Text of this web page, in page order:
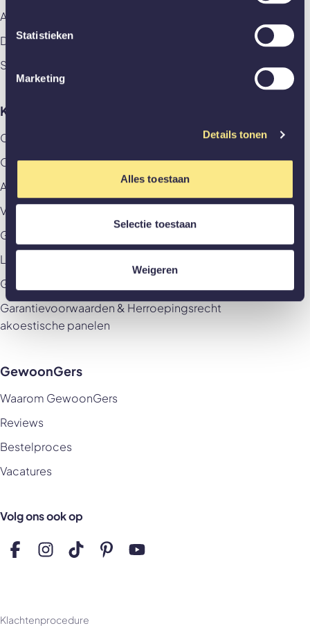
Statistieken
Marketing
Details tonen
Alles toestaan
Selectie toestaan
Weigeren
Akoestische panelen
Deuren
Stalen deuren
Klantenservice
Contact
Offerte aanvragen
Afspraak aan huis maken
Veelgestelde vragen
GewoonZeker
Levering & betaling
Garantievoorwaarden & Herroepingsrecht
Garantievoorwaarden & Herroepingsrecht
akoestische panelen
GewoonGers
Waarom GewoonGers
Reviews
Bestelproces
Vacatures
Volg ons ook op
Volg ons op Facebook
Volg ons op Instagram
Volg ons op TikTok
Volg ons op Pinterest
Volg ons op YouTube
Klachtenprocedure